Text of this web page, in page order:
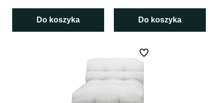
Do koszyka Do koszyka
Do ulubionych